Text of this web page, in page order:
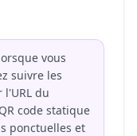
vous
suivre les
du
code statique
ponctuelles et